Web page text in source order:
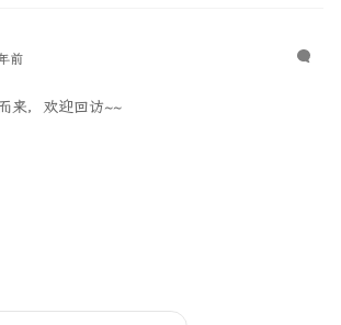
前
来，欢迎回访~~